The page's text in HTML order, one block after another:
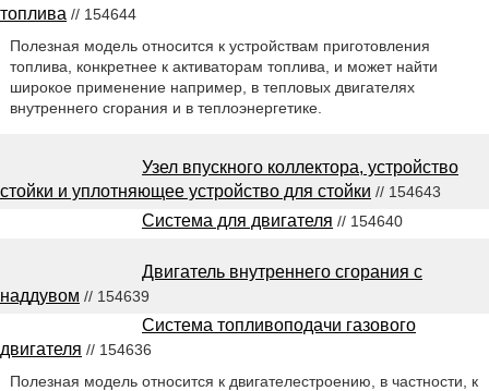
топлива // 154644
Полезная модель относится к устройствам приготовления
топлива, конкретнее к активаторам топлива, и может найти
широкое применение например, в тепловых двигателях
внутреннего сгорания и в теплоэнергетике.
Узел впускного коллектора, устройство
стойки и уплотняющее устройство для стойки // 154643
Система для двигателя // 154640
Двигатель внутреннего сгорания с
наддувом // 154639
Система топливоподачи газового
двигателя // 154636
Полезная модель относится к двигателестроению, в частности, к